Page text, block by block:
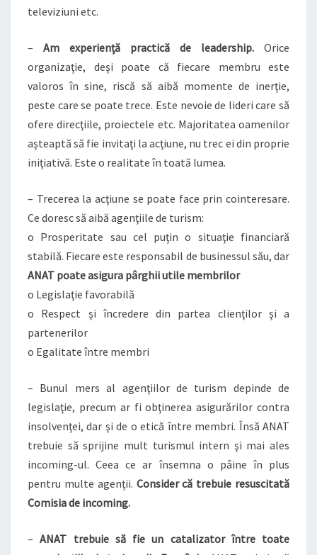
televiziuni etc.
– Am experienţă practică de leadership. Orice
organizaţie, deşi poate că fiecare membru este
valoros în sine, riscă să aibă momente de inerţie,
peste care se poate trece. Este nevoie de lideri care să
ofere direcţiile, proiectele etc. Majoritatea oamenilor
aşteaptă să fie invitaţi la acţiune, nu trec ei din proprie
iniţiativă. Este o realitate în toată lumea.
– Trecerea la acţiune se poate face prin cointeresare.
Ce doresc să aibă agenţiile de turism:
o Prosperitate sau cel puţin o situaţie financiară
stabilă. Fiecare este responsabil de businessul său, dar
ANAT poate asigura pârghii utile membrilor
o Legislaţie favorabilă
o Respect şi încredere din partea clienţilor şi a
partenerilor
o Egalitate între membri
– Bunul mers al agenţiilor de turism depinde de
legislaţie, precum ar fi obţinerea asigurărilor contra
insolvenţei, dar şi de o etică între membri. Însă ANAT
trebuie să sprijine mult turismul intern şi mai ales
incoming-ul. Ceea ce ar însemna o pâine în plus
pentru multe agenţii. Consider că trebuie resuscitată
Comisia de incoming.
–ANAT trebuie să fie un catalizator între toate